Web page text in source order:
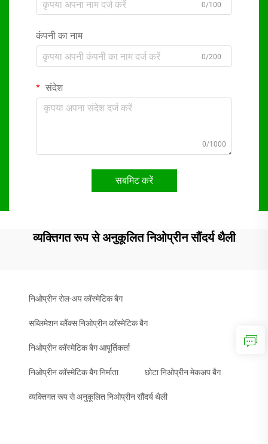
0/100
कंपनी का नाम
0/200
संदेश
0/1000
सबमिट करें
व्यक्तिगत रूप से अनुकूलित निओप्रीन सौंदर्य थैली
निओप्रीन रोल-अप कॉस्मेटिक बैग
सब्लिमेशन ब्लैंक्स निओप्रीन कॉस्मेटिक बैग
निओप्रीन कॉस्मेटिक बैग आपूर्तिकर्ता
निओप्रीन कॉस्मेटिक बैग निर्माता छोटा निओप्रीन मेकअप बैग
व्यक्तिगत रूप से अनुकूलित निओप्रीन सौंदर्य थैली